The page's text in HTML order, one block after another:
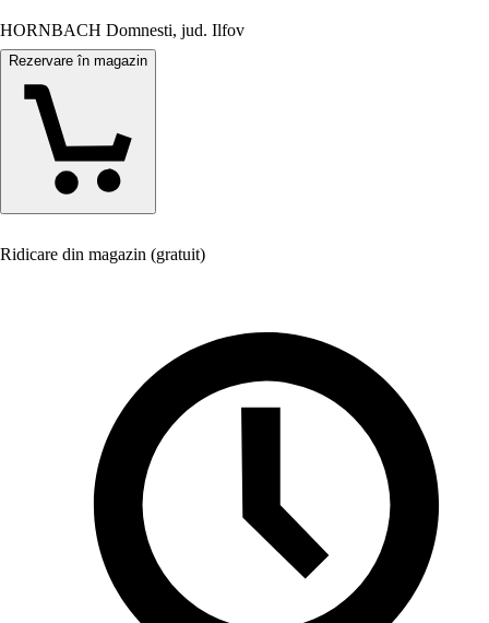
HORNBACH Domnesti, jud. Ilfov
Rezervare în magazin
Ridicare din magazin (gratuit)